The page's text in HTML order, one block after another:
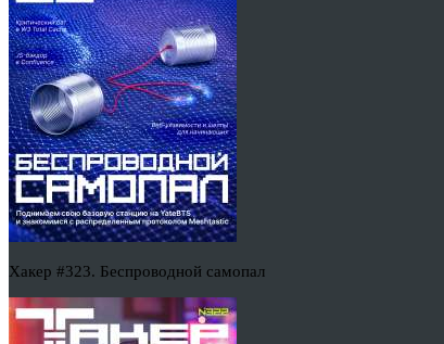
Хакер #323. Беспроводной самопал